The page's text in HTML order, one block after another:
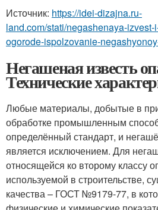
Источник: https://idei-dizajna.ru-
land.com/stati/negashenaya-
ogorode-ispolzovanie-
Негашеная известь
Технические
Любые материалы, добытые в
обработке промышленным
определённый стандарт, и
является исключением. Для
относящейся ко второму классу
используемой в строительстве,
качества – ГОСТ №9179-77, в